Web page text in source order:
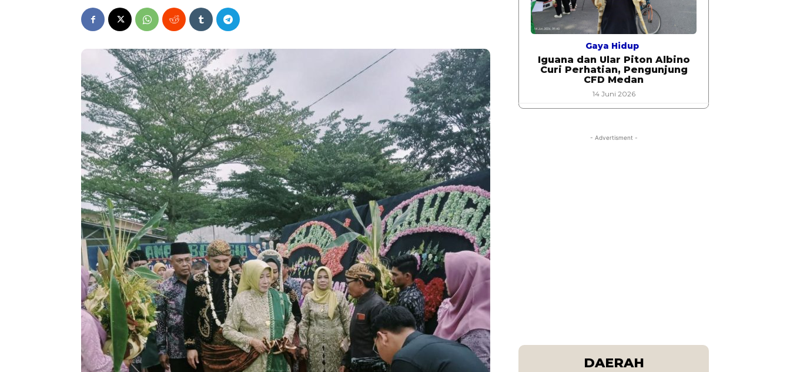
Gaya Hidup
Iguana dan Ular Piton Albino
Curi Perhatian, Pengunjung
CFD Medan
14 Juni 2026
- Advertisment -
DAERAH